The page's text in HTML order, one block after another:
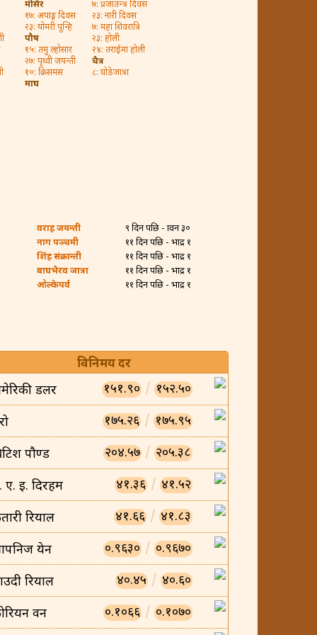
मंसिर
१७: अपाङ्ग दिवस
२३: योमरी पून्हि
पौष
१५: तमु ल्होसार
२७: पृथ्वी जयन्ती
१०: क्रिसमस
माघ
७: प्रजातन्त्र दिवस
२३: नारी दिवस
७: महा शिवरात्रि
२३: होली
२४: तराईमा होली
चैत्र
८: घोडेजात्रा
वराह जयन्ती
९ दिन पछि - श्रावन ३०
नाग पञ्चमी
११ दिन पछि - भाद्र १
शिंह संक्रान्ती
११ दिन पछि - भाद्र १
बाघभैरव जात्रा
११ दिन पछि - भाद्र १
ओल्केपर्व
११ दिन पछि - भाद्र १
विनिमय दर
डलर १५१.९० / १५२.५०
१७५.२६ / १७५.९५
पौण्ड २०४.५७ / २०५.३८
ए. इ. दिरहम ४१.३६ / ४१.५२
रियाल ४१.६६ / ४१.८३
येन ०.९६३० / ०.९६७०
रियाल ४०.४५ / ४०.६०
वन ०.१०६६ / ०.१०७०